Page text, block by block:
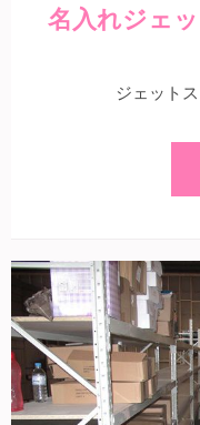
名入れジェ
ジェット